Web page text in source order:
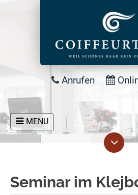
Anrufen
MENU
Seminar im